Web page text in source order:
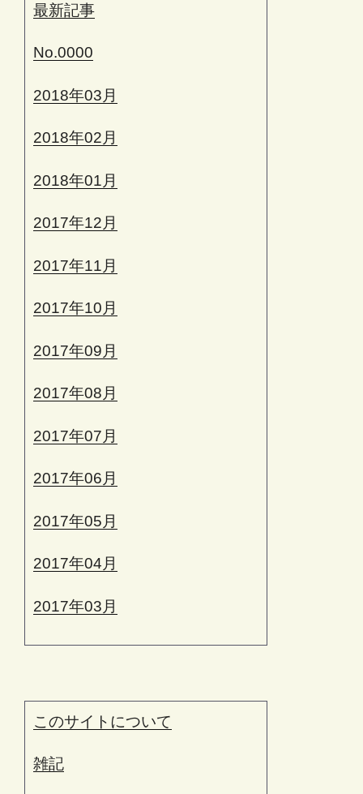
最新記事
No.0000
2018年03月
2018年02月
2018年01月
2017年12月
2017年11月
2017年10月
2017年09月
2017年08月
2017年07月
2017年06月
2017年05月
2017年04月
2017年03月
このサイトについて
雑記